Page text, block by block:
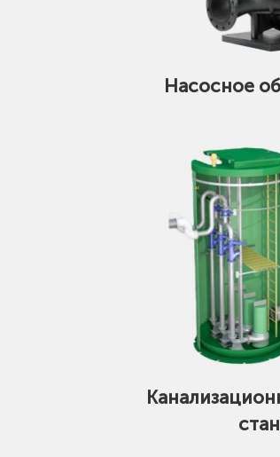
Насосное